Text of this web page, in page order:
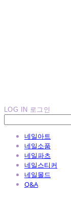
LOG IN 로그인
네일아트
네일소품
네일파츠
네일스티커
네일몰드
Q&A